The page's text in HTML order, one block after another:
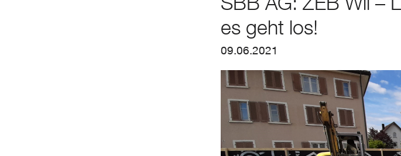
es geht los!
09.06.2021